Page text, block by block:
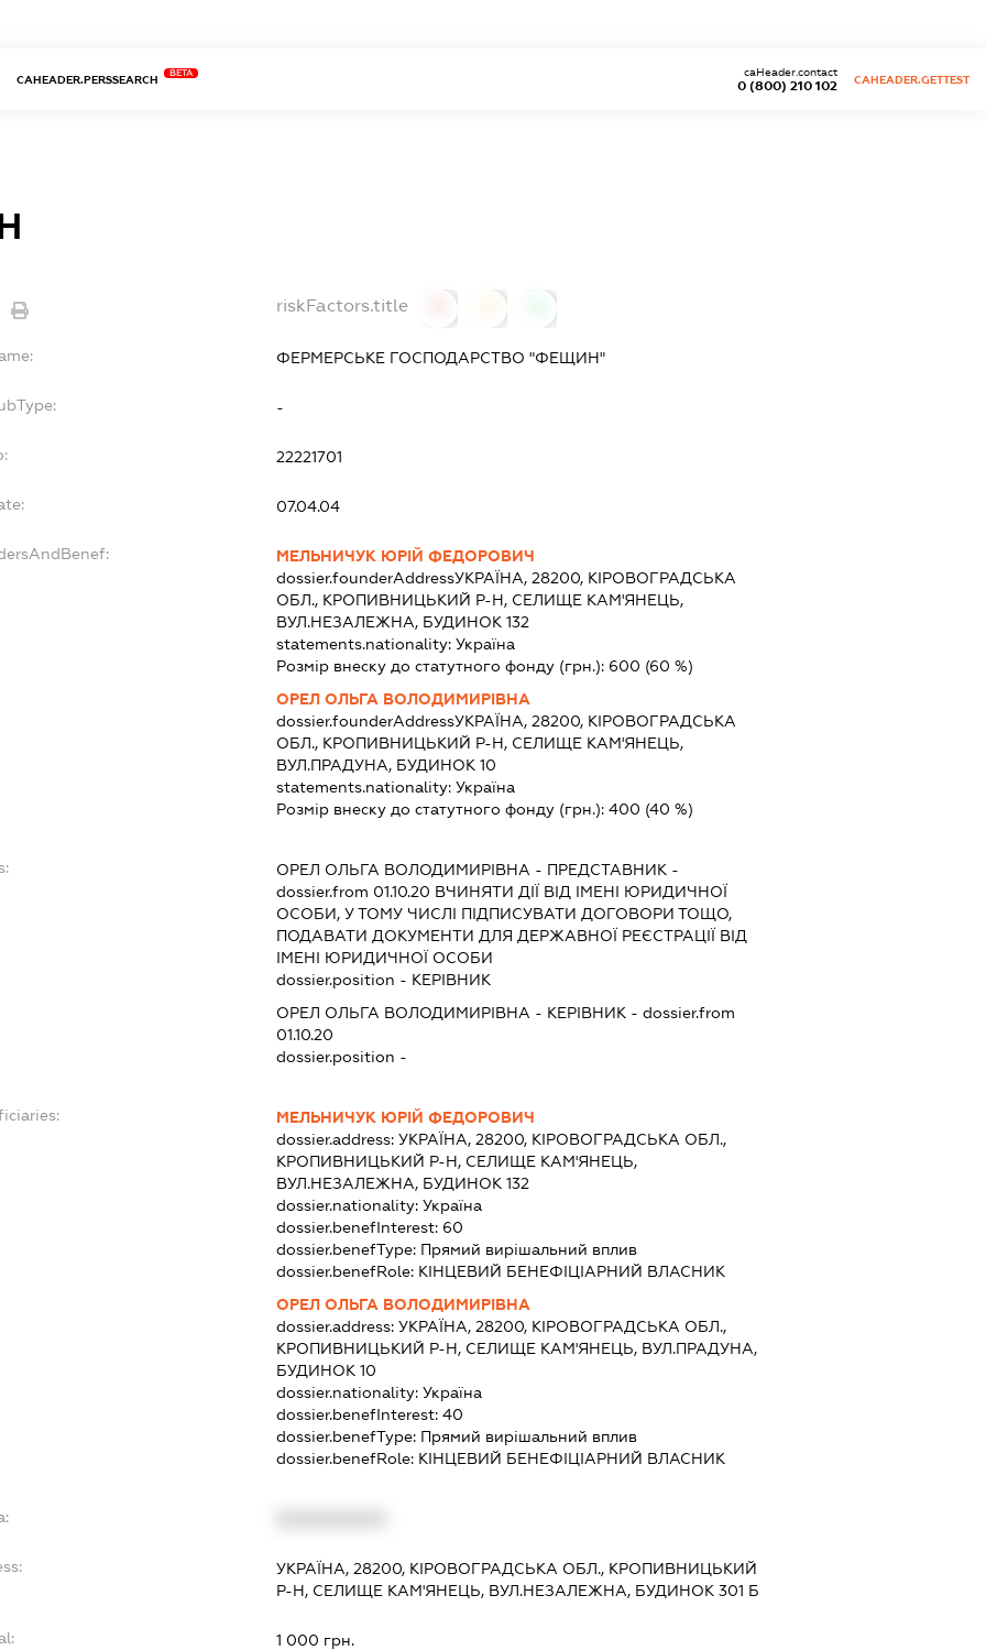
CAHEADER.PERSSEARCH
BETA
0 (800) 210 102
caHeader.contact
CAHEADER.GETTEST
riskFactors.title
ФЕРМЕРСЬКЕ ГОСПОДАРСТВО "ФЕЩИН"
-
22221701
07.04.04
МЕЛЬНИЧУК ЮРІЙ ФЕДОРОВИЧ
dossier.founderAddressУКРАЇНА, 28200, КІРОВОГРАДСЬКА
ОБЛ., КРОПИВНИЦЬКИЙ Р-Н, СЕЛИЩЕ КАМ'ЯНЕЦЬ,
ВУЛ.НЕЗАЛЕЖНА, БУДИНОК 132
statements.nationality: Україна
Розмір внеску до статутного фонду (грн.): 600 (60 %)
ОРЕЛ ОЛЬГА ВОЛОДИМИРІВНА
dossier.founderAddressУКРАЇНА, 28200, КІРОВОГРАДСЬКА
ОБЛ., КРОПИВНИЦЬКИЙ Р-Н, СЕЛИЩЕ КАМ'ЯНЕЦЬ,
ВУЛ.ПРАДУНА, БУДИНОК 10
statements.nationality: Україна
Розмір внеску до статутного фонду (грн.): 400 (40 %)
ОРЕЛ ОЛЬГА ВОЛОДИМИРІВНА - ПРЕДСТАВНИК -
dossier.from 01.10.20 ВЧИНЯТИ ДІЇ ВІД ІМЕНІ ЮРИДИЧНОЇ
ОСОБИ, У ТОМУ ЧИСЛІ ПІДПИСУВАТИ ДОГОВОРИ ТОЩО,
ПОДАВАТИ ДОКУМЕНТИ ДЛЯ ДЕРЖАВНОЇ РЕЄСТРАЦІЇ ВІД
ІМЕНІ ЮРИДИЧНОЇ ОСОБИ
dossier.position - КЕРІВНИК
ОРЕЛ ОЛЬГА ВОЛОДИМИРІВНА - КЕРІВНИК - dossier.from
01.10.20
dossier.position -
МЕЛЬНИЧУК ЮРІЙ ФЕДОРОВИЧ
dossier.address: УКРАЇНА, 28200, КІРОВОГРАДСЬКА ОБЛ.,
КРОПИВНИЦЬКИЙ Р-Н, СЕЛИЩЕ КАМ'ЯНЕЦЬ,
ВУЛ.НЕЗАЛЕЖНА, БУДИНОК 132
dossier.nationality: Україна
dossier.benefInterest: 60
dossier.benefType: Прямий вирішальний вплив
dossier.benefRole: КІНЦЕВИЙ БЕНЕФІЦІАРНИЙ ВЛАСНИК
ОРЕЛ ОЛЬГА ВОЛОДИМИРІВНА
dossier.address: УКРАЇНА, 28200, КІРОВОГРАДСЬКА ОБЛ.,
КРОПИВНИЦЬКИЙ Р-Н, СЕЛИЩЕ КАМ'ЯНЕЦЬ, ВУЛ.ПРАДУНА,
БУДИНОК 10
dossier.nationality: Україна
dossier.benefInterest: 40
dossier.benefType: Прямий вирішальний вплив
dossier.benefRole: КІНЦЕВИЙ БЕНЕФІЦІАРНИЙ ВЛАСНИК
УКРАЇНА, 28200, КІРОВОГРАДСЬКА ОБЛ., КРОПИВНИЦЬКИЙ
Р-Н, СЕЛИЩЕ КАМ'ЯНЕЦЬ, ВУЛ.НЕЗАЛЕЖНА, БУДИНОК 301 Б
1 000 грн.